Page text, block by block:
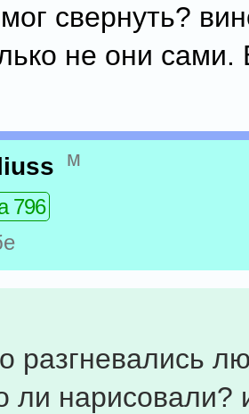
свернуть?
не они сами.
м
796
разгневались
ли нарисовали?